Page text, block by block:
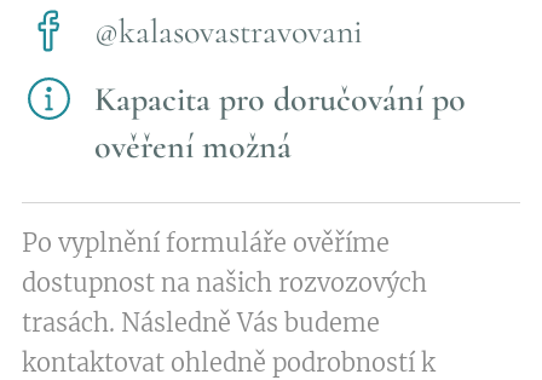
@kalasovastravovani
Kapacita pro doručování po
ověření možná
Po vyplnění formuláře ověříme
dostupnost na našich rozvozových
trasách. Následně Vás budeme
kontaktovat ohledně podrobností k